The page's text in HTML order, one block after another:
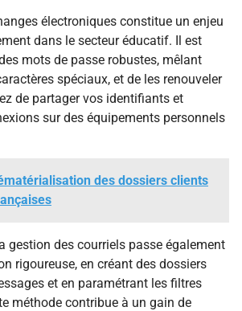
électroniques constitue un enjeu
dans le secteur éducatif. Il est
mots de passe robustes, mêlant
spéciaux, et de les renouveler
de partager vos identifiants et
sur des équipements personnels
des dossiers clients
gestion des courriels passe également
rigoureuse, en créant des dossiers
et en paramétrant les filtres
méthode contribue à un gain de